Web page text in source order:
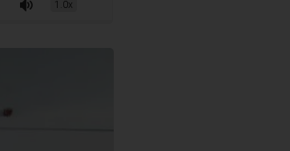
aposta na formação de jovens atletas
1.0x